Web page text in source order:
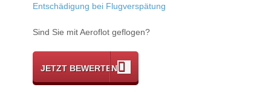
Entschädigung bei Flugverspätung
Sind Sie mit Aeroflot geflogen?
JETZT BEWERTEN